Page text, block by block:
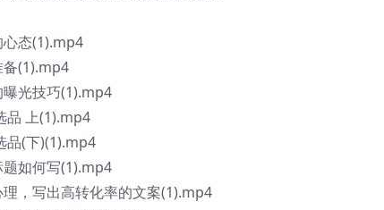
态(1).mp4
备(1).mp4
光技巧(1).mp4
品 上(1).mp4
品(下)(1).mp4
如何写(1).mp4
，写出高转化率的文案(1).mp4